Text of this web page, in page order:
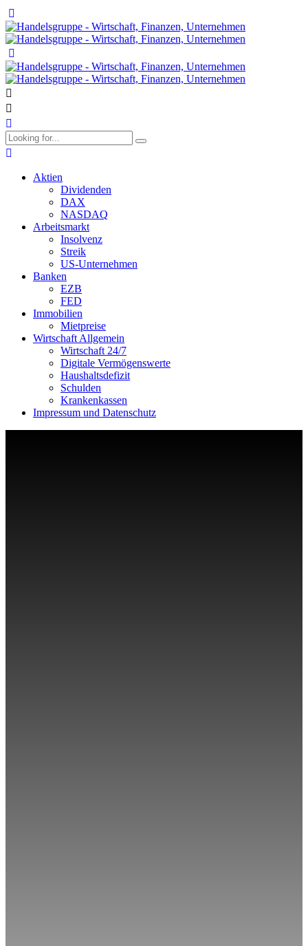
Aktien
Dividenden
DAX
NASDAQ
Arbeitsmarkt
Insolvenz
Streik
US-Unternehmen
Banken
EZB
FED
Immobilien
Mietpreise
Wirtschaft Allgemein
Wirtschaft 24/7
Digitale Vermögenswerte
Haushaltsdefizit
Schulden
Krankenkassen
Impressum und Datenschutz